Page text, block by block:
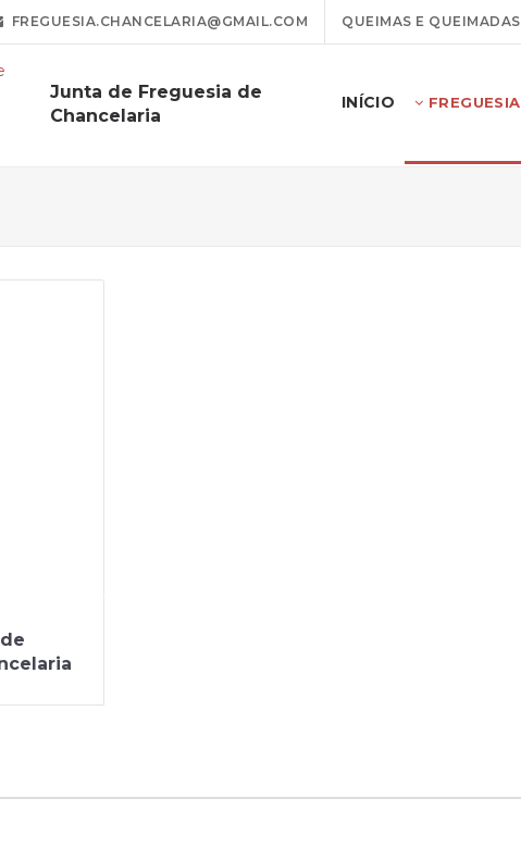
FREGUESIA.CHANCELARIA@GMAIL.COM QUEIMAS E QUEIMADAS
Junta de Freguesia de
Chancelaria
INÍCIO FREGUESIA